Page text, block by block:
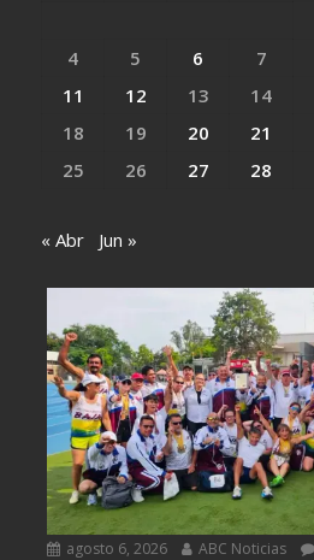
4
5 6 7
11
12 13 14
18
19 20 21
25
26 27 28
« Abr Jun »
agosto 6, 2026 ABC Noticias